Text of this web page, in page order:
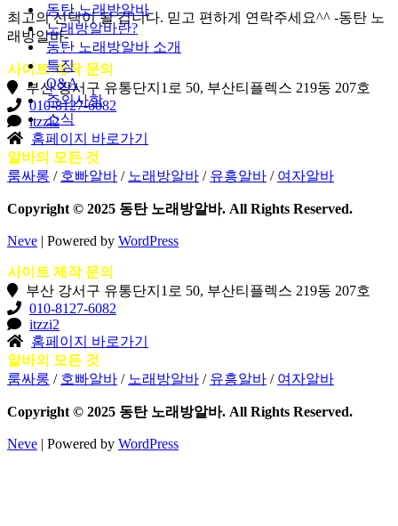
이
션
뉴
게
이
메
뉴
동탄 노래방알바
노래방알바란?
동탄 노래방알바 소개
특징
Q&A
주의사항
소식
최고의 선택이 될 겁니다. 믿고 편하게 연락주세요^^ -동탄 노
래방알바-
사이트 제작 문의
부산 강서구 유통단지1로 50, 부산티플렉스 219동 207호
010-8127-6082
itzzi2
홈페이지 바로가기
알바의 모든 것
룸싸롱 / 호빠알바 / 노래방알바 / 유흥알바 / 여자알바
Copyright © 2025 동탄 노래방알바. All Rights Reserved.
Neve | Powered by WordPress
사이트 제작 문의
부산 강서구 유통단지1로 50, 부산티플렉스 219동 207호
010-8127-6082
itzzi2
홈페이지 바로가기
알바의 모든 것
룸싸롱 / 호빠알바 / 노래방알바 / 유흥알바 / 여자알바
Copyright © 2025 동탄 노래방알바. All Rights Reserved.
Neve | Powered by WordPress